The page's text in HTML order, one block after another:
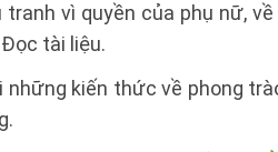
vì quyền của phụ nữ,
tài liệu.
kiến thức về phong